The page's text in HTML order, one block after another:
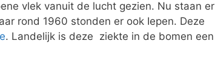
vlek vanuit de lucht gezien. Nu staan er
rond 1960 stonden er ook Iepen. Deze
. Landelijk is deze ziekte in de bomen een